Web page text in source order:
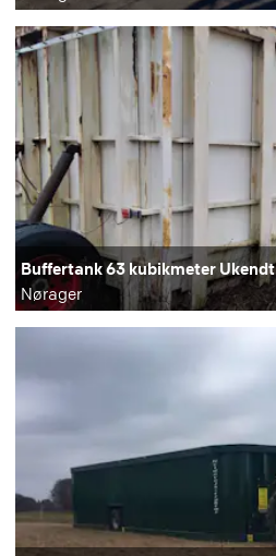
Buffertank 63 kubikmeter Ukendt
Nørager